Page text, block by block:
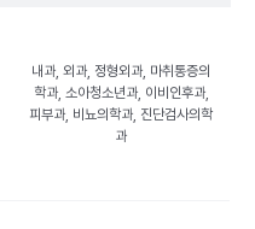
내과, 외과, 정형외과, 마취통증의
학과, 소아청소년과, 이비인후과,
피부과, 비뇨의학과, 진단검사의학
과